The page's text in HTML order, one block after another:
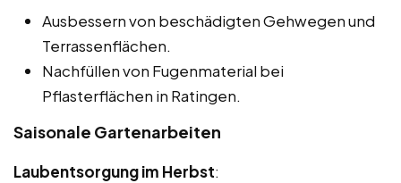
Ausbessern von beschädigten Gehwegen und
Terrassenflächen.
Nachfüllen von Fugenmaterial bei
Pflasterflächen in Ratingen.
Saisonale Gartenarbeiten
Laubentsorgung im Herbst: